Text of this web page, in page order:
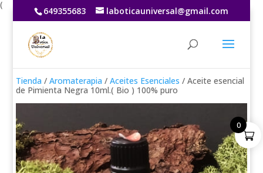
(
649355683 laboticauniversal@gmail.com
Tienda /Aromaterapia /Aceites Esenciales / Aceite esencial
de Pimienta Negra 10ml.( Bio ) 100% puro
0